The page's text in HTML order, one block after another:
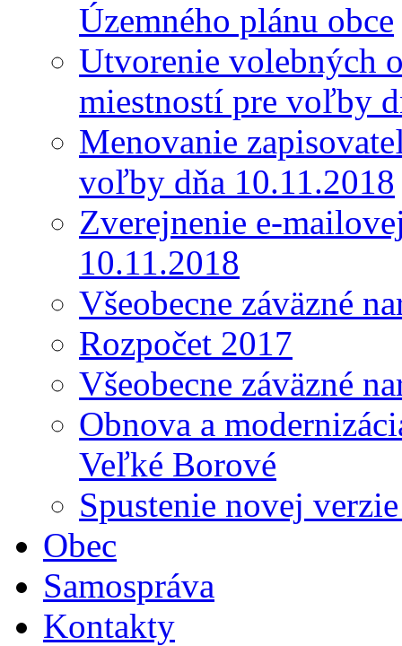
Územného plánu obce
Utvorenie volebných
miestností pre voľby
Menovanie
voľby dňa 10.11.2018
Zverejnenie e-
10.11.2018
Všeobecne záväzné
Rozpočet 2017
Všeobecne záväzné
Obnova a
Veľké Borové
Spustenie novej
Obec
Samospráva
Kontakty